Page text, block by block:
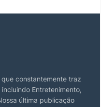
constantemente traz
Entretenimento,
última publicação